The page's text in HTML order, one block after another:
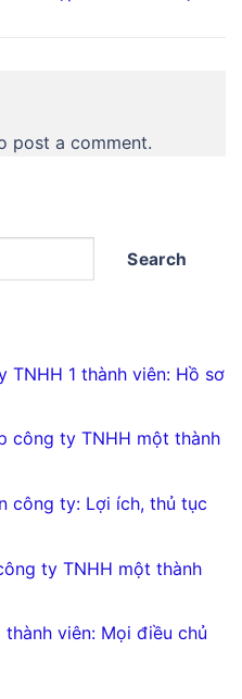
post a comment.
Search
TNHH 1 thành viên: Hồ sơ
công ty TNHH một thành
công ty: Lợi ích, thủ tục
ty TNHH một thành
viên: Mọi điều chủ